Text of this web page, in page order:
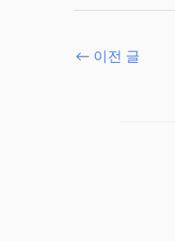
← 이전 글